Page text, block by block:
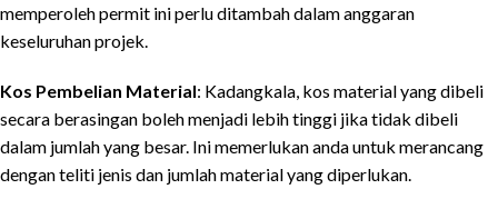
memperoleh permit ini perlu ditambah dalam anggaran
keseluruhan projek.
Kos Pembelian Material: Kadangkala, kos material yang dibeli
secara berasingan boleh menjadi lebih tinggi jika tidak dibeli
dalam jumlah yang besar. Ini memerlukan anda untuk merancang
dengan teliti jenis dan jumlah material yang diperlukan.